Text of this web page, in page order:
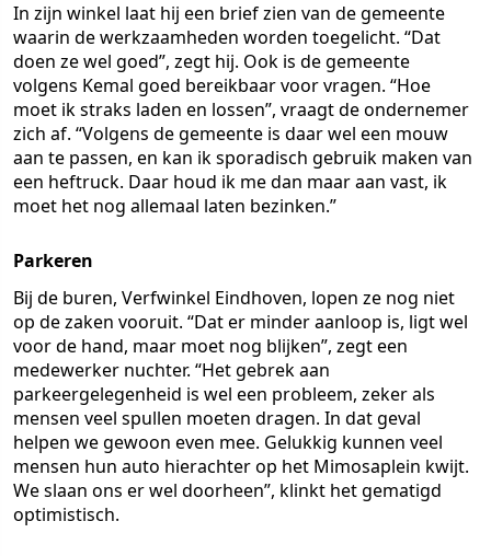
In zijn winkel laat hij een brief zien van de gemeente
waarin de werkzaamheden worden toegelicht. “Dat
doen ze wel goed”, zegt hij. Ook is de gemeente
volgens Kemal goed bereikbaar voor vragen. “Hoe
moet ik straks laden en lossen”, vraagt de ondernemer
zich af. “Volgens de gemeente is daar wel een mouw
aan te passen, en kan ik sporadisch gebruik maken van
een heftruck. Daar houd ik me dan maar aan vast, ik
moet het nog allemaal laten bezinken.”
Parkeren
Bij de buren, Verfwinkel Eindhoven, lopen ze nog niet
op de zaken vooruit. “Dat er minder aanloop is, ligt wel
voor de hand, maar moet nog blijken”, zegt een
medewerker nuchter. “Het gebrek aan
parkeergelegenheid is wel een probleem, zeker als
mensen veel spullen moeten dragen. In dat geval
helpen we gewoon even mee. Gelukkig kunnen veel
mensen hun auto hierachter op het Mimosaplein kwijt.
We slaan ons er wel doorheen”, klinkt het gematigd
optimistisch.